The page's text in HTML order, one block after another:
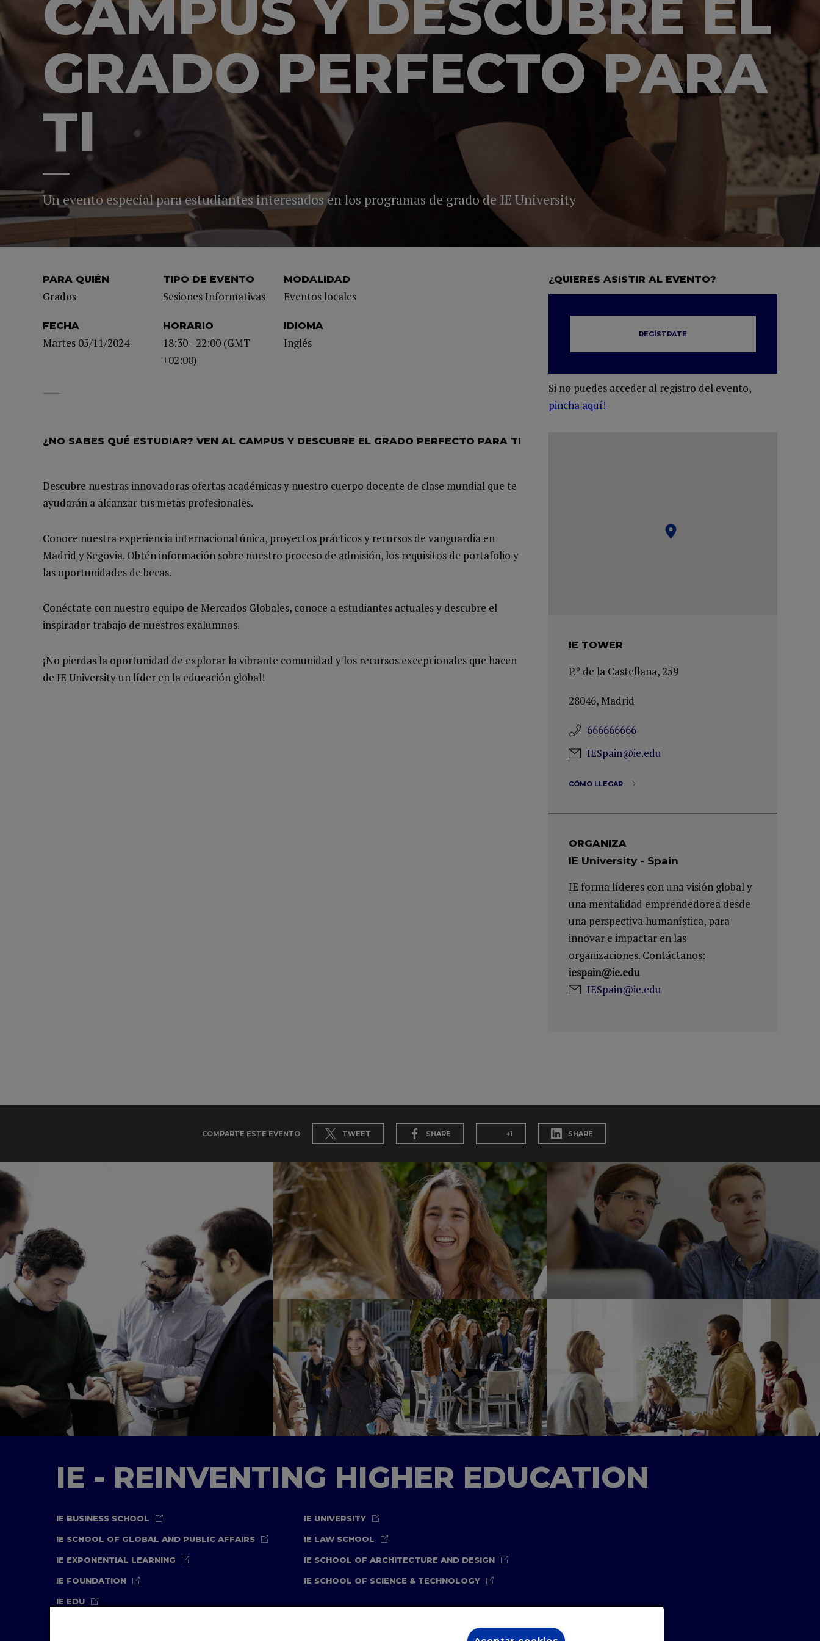
CAMPUS Y DESCUBRE EL
GRADO PERFECTO PARA
TI
Un evento especial para estudiantes interesados en los programas de grado de IE University
PARA QUIÉN
Grados
TIPO DE EVENTO
Sesiones Informativas
MODALIDAD
Eventos locales
FECHA
Martes 05/11/2024
HORARIO
18:30 - 22:00 (GMT
+02:00)
IDIOMA
Inglés
¿QUIERES ASISTIR AL EVENTO?
REGÍSTRATE
Si no puedes acceder al registro del evento,
pincha aquí!
¿NO SABES QUÉ ESTUDIAR? VEN AL CAMPUS Y DESCUBRE EL GRADO PERFECTO PARA TI
Descubre nuestras innovadoras ofertas académicas y nuestro cuerpo docente de clase mundial que te
ayudarán a alcanzar tus metas profesionales.
Conoce nuestra experiencia internacional única, proyectos prácticos y recursos de vanguardia en
Madrid y Segovia. Obtén información sobre nuestro proceso de admisión, los requisitos de portafolio y
las oportunidades de becas.
Conéctate con nuestro equipo de Mercados Globales, conoce a estudiantes actuales y descubre el
inspirador trabajo de nuestros exalumnos.
¡No pierdas la oportunidad de explorar la vibrante comunidad y los recursos excepcionales que hacen
de IE University un líder en la educación global!
IE TOWER
P.º de la Castellana, 259
28046, Madrid
666666666
IESpain@ie.edu
CÓMO LLEGAR
ORGANIZA
IE University - Spain
IE forma líderes con una visión global y
una mentalidad emprendedorea desde
una perspectiva humanística, para
innovar e impactar en las
organizaciones. Contáctanos:
iespain@ie.edu
IESpain@ie.edu
COMPARTE ESTE EVENTO TWEET SHARE +1 SHARE
IE - REINVENTING HIGHER EDUCATION
IE BUSINESS SCHOOL IE UNIVERSITY
IE SCHOOL OF GLOBAL AND PUBLIC AFFAIRS IE LAW SCHOOL
IE EXPONENTIAL LEARNING IE SCHOOL OF ARCHITECTURE AND DESIGN
IE FOUNDATION IE SCHOOL OF SCIENCE & TECHNOLOGY
IE EDU